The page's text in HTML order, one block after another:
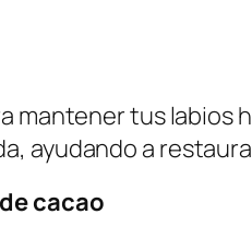
$
0
mantener tus labios
ayudando a
cacao